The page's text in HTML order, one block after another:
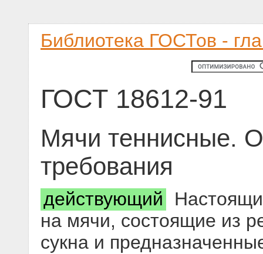
Библиотека ГОСТов -
ГОСТ 18612-91
Мячи теннисные.
требования
действующий
на мячи, состоящие из
сукна и